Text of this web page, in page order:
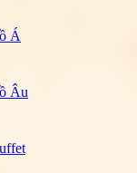
Á
Âu